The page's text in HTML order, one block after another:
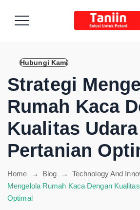
Hubungi Kami
Strategi
Rumah Kaca
Kualitas Udara
Pertanian
Home → Blog → Technology And
Mengelola Rumah Kaca Dengan
Optimal